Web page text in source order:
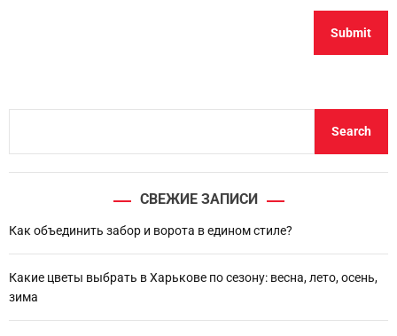
h
Search
СВЕЖИЕ ЗАПИСИ
Как объединить забор и ворота в едином стиле?
Какие цветы выбрать в Харькове по сезону: весна, лето, осень,
зима